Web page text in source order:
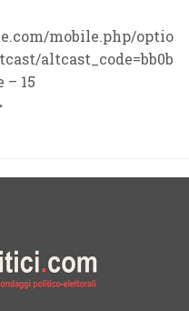
mobile.php/optio
altcast_code=bb0b
– 15